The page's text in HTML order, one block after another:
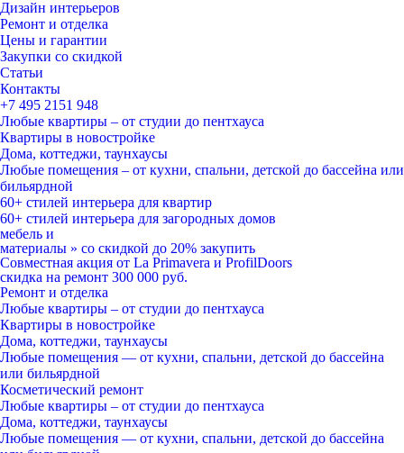
Дизайн интерьеров
Ремонт и отделка
Цены и гарантии
Закупки со скидкой
Статьи
Контакты
+7 495 2151 948
Любые квартиры – от студии до пентхауса
Квартиры в новостройке
Дома, коттеджи, таунхаусы
Любые помещения – от кухни, спальни, детской до бассейна или
бильярдной
60+ стилей интерьера для квартир
60+ стилей интерьера для загородных домов
мебель и
материалы » со скидкой до 20% закупить
Совместная акция от La Primavera и ProfilDoors
скидка на ремонт 300 000 руб.
Ремонт и отделка
Любые квартиры – от студии до пентхауса
Квартиры в новостройке
Дома, коттеджи, таунхаусы
Любые помещения — от кухни, спальни, детской до бассейна
или бильярдной
Косметический ремонт
Любые квартиры – от студии до пентхауса
Дома, коттеджи, таунхаусы
Любые помещения — от кухни, спальни, детской до бассейна